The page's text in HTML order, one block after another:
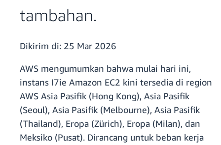
tambahan.
Dikirim di: 25 Mar 2026
AWS mengumumkan bahwa mulai hari ini,
instans I7ie Amazon EC2 kini tersedia di region
AWS Asia Pasifik (Hong Kong), Asia Pasifik
(Seoul), Asia Pasifik (Melbourne), Asia Pasifik
(Thailand), Eropa (Zürich), Eropa (Milan), dan
Meksiko (Pusat). Dirancang untuk beban kerja